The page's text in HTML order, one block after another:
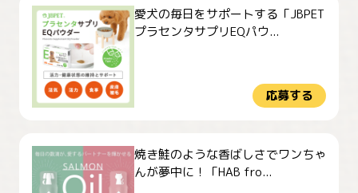
愛犬の毎日をサポートする「JBPET
プラセンタサプリEQパウ...
応募する
焼き鮭のような香ばしさでワンちゃ
んが夢中に！「HAB fro...